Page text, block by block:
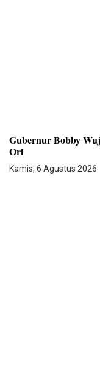
Gubernur Bobby
Ori
Kamis, 6 Agustus 2026